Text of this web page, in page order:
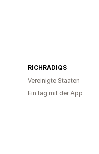
RICHRADIQS
Vereinigte Staaten
Ein tag mit der App